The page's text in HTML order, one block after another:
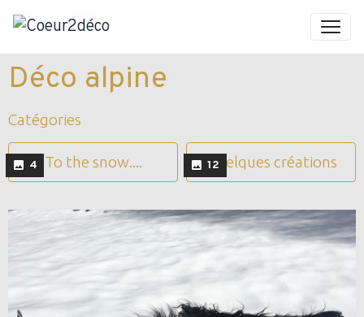
Déco alpine
Catégories
4 To the snow.... 12
Quelques créations